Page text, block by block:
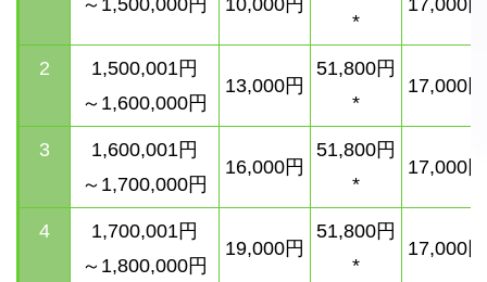
～1,500,000円
10,000円
*
17,000円
2
1,500,001円
～1,600,000円
13,000円
51,800円
*
17,000円
3
1,600,001円
～1,700,000円
16,000円
51,800円
*
17,000円
4
1,700,001円
～1,800,000円
19,000円
51,800円
*
17,000円